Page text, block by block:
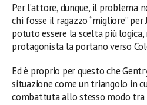
Per l’attore, dunque, il problema
chi fosse il ragazzo “migliore” per
potuto essere la scelta più
protagonista la portano verso
Ed è proprio per questo che
situazione come un triangolo in
combattuta allo stesso modo tra